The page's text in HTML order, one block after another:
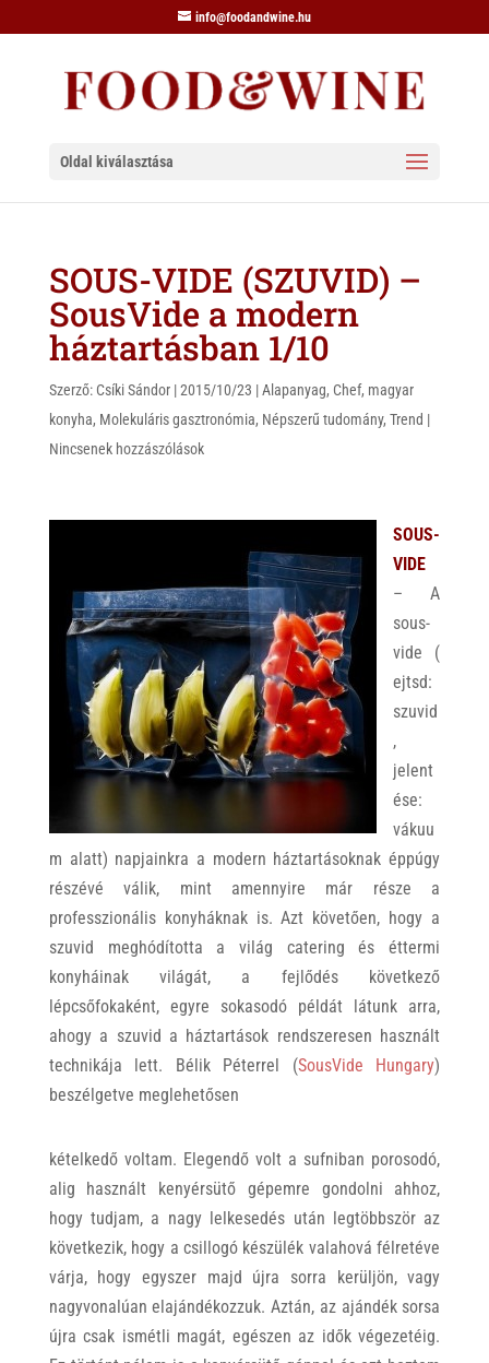
info@foodandwine.hu
Oldal kiválasztása
SOUS-VIDE (SZUVID) –
SousVide a modern
háztartásban 1/10
Szerző: Csíki Sándor|2015/10/23 |Alapanyag, Chef, magyar
konyha, Molekuláris gasztronómia, Népszerű tudomány, Trend |
Nincsenek hozzászólások
SOUS-
VIDE
– A
sous-
vide (
ejtsd:
szuvid
,
jelent
ése:
vákuu
m alatt) napjainkra a modern háztartásoknak éppúgy
részévé válik, mint amennyire már része a
professzionális konyháknak is. Azt követően, hogy a
szuvid meghódította a világ catering és éttermi
konyháinak világát, a fejlődés következő
lépcsőfokaként, egyre sokasodó példát látunk arra,
ahogy a szuvid a háztartások rendszeresen használt
technikája lett. Bélik Péterrel (SousVide Hungary)
beszélgetve meglehetősen
kételkedő voltam. Elegendő volt a sufniban porosodó,
alig használt kenyérsütő gépemre gondolni ahhoz,
hogy tudjam, a nagy lelkesedés után legtöbbször az
következik, hogy a csillogó készülék valahová félretéve
várja, hogy egyszer majd újra sorra kerüljön, vagy
nagyvonalúan elajándékozzuk. Aztán, az ajándék sorsa
újra csak ismétli magát, egészen az idők végezetéig.